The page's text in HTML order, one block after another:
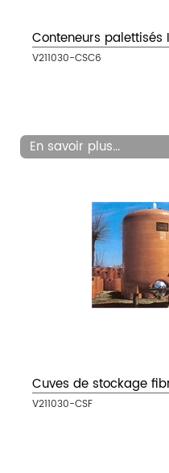
Conteneurs palettisés
V211030-CSC6
En savoir plus...
Cuves de stockage
V211030-CSF